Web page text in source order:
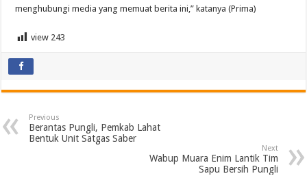
menghubungi media yang memuat berita ini,” katanya (Prima)
view 243
Previous
‎Berantas Pungli, Pemkab Lahat
Bentuk Unit Satgas Saber
Next
Wabup Muara Enim Lantik Tim
Sapu Bersih Pungli